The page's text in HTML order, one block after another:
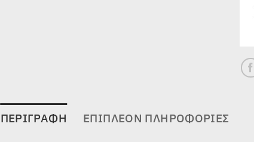
ΠΕΡΙΓΡΑΦΉ ΕΠΙΠΛΈΟΝ ΠΛΗΡΟΦΟΡΊΕΣ